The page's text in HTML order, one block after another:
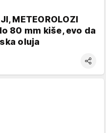
METEOROLOZI
80 mm kiše, evo da
oluja